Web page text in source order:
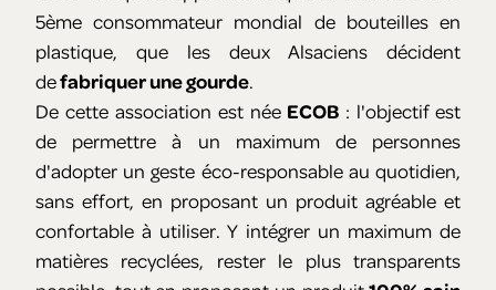
5ème consommateur mondial de bouteilles en
plastique, que les deux Alsaciens décident
defabriquer une gourde.
De cette association est née ECOB : l'objectif est
de permettre à un maximum de personnes
d'adopter un geste éco-responsable au quotidien,
sans effort, en proposant un produit agréable et
confortable à utiliser. Y intégrer un maximum de
matières recyclées, rester le plus transparents